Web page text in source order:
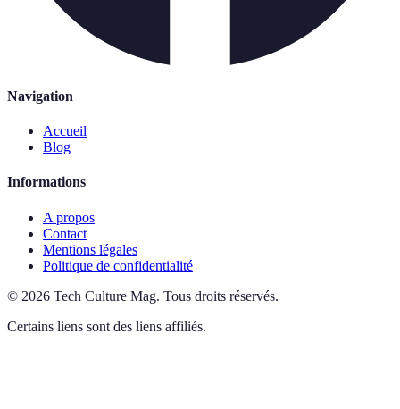
Navigation
Accueil
Blog
Informations
A propos
Contact
Mentions légales
Politique de confidentialité
© 2026 Tech Culture Mag. Tous droits réservés.
Certains liens sont des liens affiliés.